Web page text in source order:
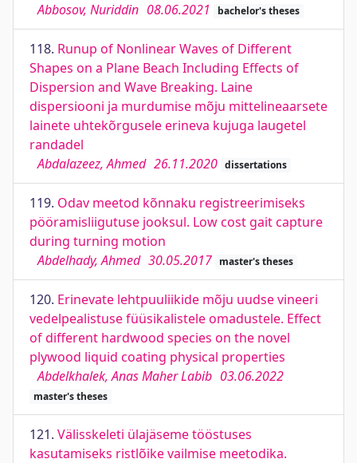
Abbosov, Nuriddin 08.06.2021 bachelor's theses
118. Runup of Nonlinear Waves of Different
Shapes on a Plane Beach Including Effects of
Dispersion and Wave Breaking. Laine
dispersiooni ja murdumise mõju mittelineaarsete
lainete uhtekõrgusele erineva kujuga laugetel
randadel
Abdalazeez, Ahmed 26.11.2020 dissertations
119. Odav meetod kõnnaku registreerimiseks
pööramisliigutuse jooksul. Low cost gait capture
during turning motion
Abdelhady, Ahmed 30.05.2017 master's theses
120. Erinevate lehtpuuliikide mõju uudse vineeri
vedelpealistuse füüsikalistele omadustele. Effect
of different hardwood species on the novel
plywood liquid coating physical properties
Abdelkhalek, Anas Maher Labib 03.06.2022
master's theses
121. Välisskeleti ülajäseme tööstuses
kasutamiseks ristlõike vailmise meetodika.